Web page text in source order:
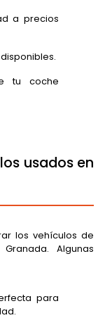
a precios
tu coche
usados en
los vehículos de
Algunas
para